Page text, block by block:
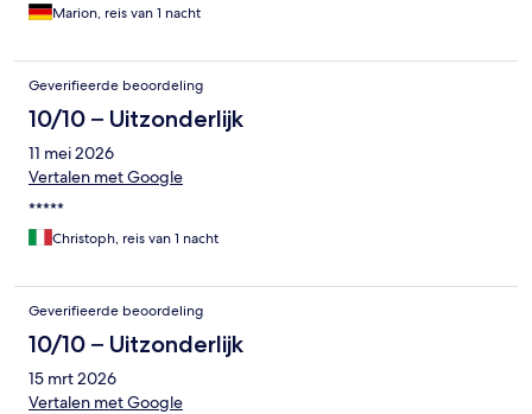
Marion, reis van 1 nacht
Geverifieerde beoordeling
10/10 – Uitzonderlijk
11 mei 2026
Vertalen met Google
*****
Christoph, reis van 1 nacht
Geverifieerde beoordeling
10/10 – Uitzonderlijk
15 mrt 2026
Vertalen met Google